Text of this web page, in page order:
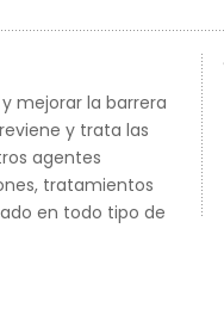
mejorar la barrera
y trata las
agentes
tratamientos
en todo tipo de